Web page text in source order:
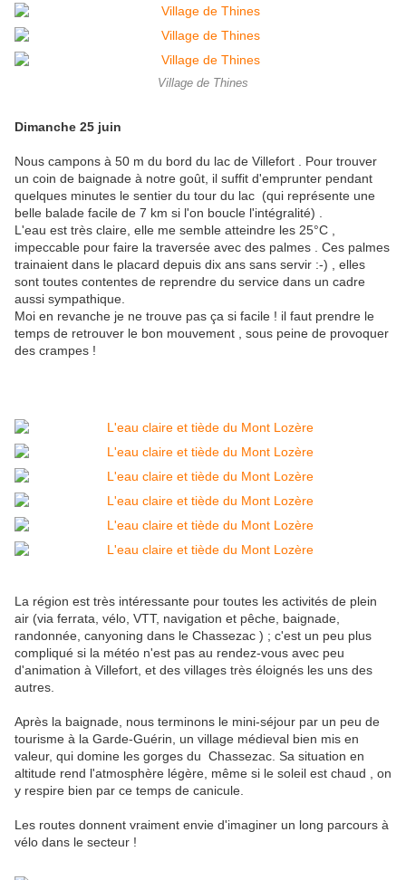
Village de Thines
Dimanche 25 juin
Nous campons à 50 m du bord du lac de Villefort . Pour trouver
un coin de baignade à notre goût, il suffit d'emprunter pendant
quelques minutes le sentier du tour du lac (qui représente une
belle balade facile de 7 km si l'on boucle l'intégralité) .
L'eau est très claire, elle me semble atteindre les 25°C ,
impeccable pour faire la traversée avec des palmes . Ces palmes
trainaient dans le placard depuis dix ans sans servir :-) , elles
sont toutes contentes de reprendre du service dans un cadre
aussi sympathique.
Moi en revanche je ne trouve pas ça si facile ! il faut prendre le
temps de retrouver le bon mouvement , sous peine de provoquer
des crampes !
La région est très intéressante pour toutes les activités de plein
air (via ferrata, vélo, VTT, navigation et pêche, baignade,
randonnée, canyoning dans le Chassezac ) ; c'est un peu plus
compliqué si la météo n'est pas au rendez-vous avec peu
d'animation à Villefort, et des villages très éloignés les uns des
autres.
Après la baignade, nous terminons le mini-séjour par un peu de
tourisme à la Garde-Guérin, un village médieval bien mis en
valeur, qui domine les gorges du Chassezac. Sa situation en
altitude rend l'atmosphère légère, même si le soleil est chaud , on
y respire bien par ce temps de canicule.
Les routes donnent vraiment envie d'imaginer un long parcours à
vélo dans le secteur !